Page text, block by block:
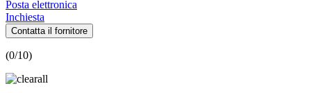
Posta elettronica
Inchiesta
Contatta il fornitore
(0/10)